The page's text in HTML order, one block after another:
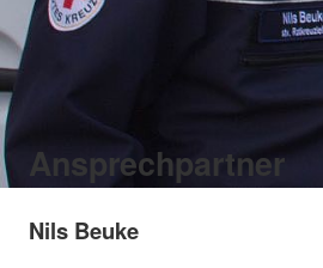
Ansprechpartner
Nils Beuke